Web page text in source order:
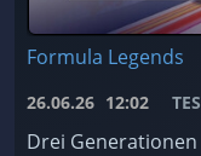
Formula Legends
26.06.26 12:02
Drei